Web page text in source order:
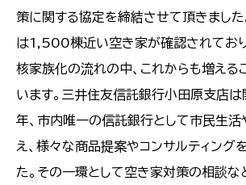
策に関する協定を締結させて頂きました
は1,500棟近い空き家が確認されてお
核家族化の流れの中、これからも増える
います。三井住友信託銀行小田原支店
年、市内唯一の信託銀行として市民生
え、様々な商品提案やコンサルティング
た。その一環として空き家対策の相談な